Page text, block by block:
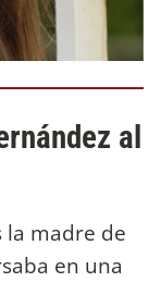
al
la madre de
en una